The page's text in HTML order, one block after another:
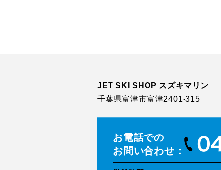
JET SKI SHOP スズキマリン
千葉県富津市富津2401-315
お電話での
お問い合わせ：